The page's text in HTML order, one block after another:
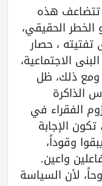
هذه
الخطر الحقيقي،
تفتيته ، حصار
الاجتماعية،
ومع ذلك، ظل
الذاكرة
الفقراء في
الإجابة
وقوداً،
واعين.
لأن السياسة